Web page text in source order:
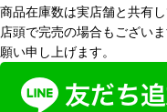
商品在庫数は実店舗と共有し
店頭で完売の場合もござい
願い申し上げます。